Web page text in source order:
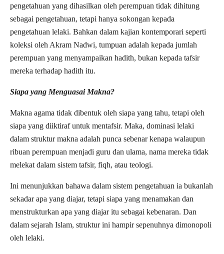
pengetahuan yang dihasilkan oleh perempuan tidak dihitung
sebagai pengetahuan, tetapi hanya sokongan kepada
pengetahuan lelaki. Bahkan dalam kajian kontemporari seperti
koleksi oleh Akram Nadwi, tumpuan adalah kepada jumlah
perempuan yang menyampaikan hadith, bukan kepada tafsir
mereka terhadap hadith itu.
Siapa yang Menguasai Makna?
Makna agama tidak dibentuk oleh siapa yang tahu, tetapi oleh
siapa yang diiktiraf untuk mentafsir. Maka, dominasi lelaki
dalam struktur makna adalah punca sebenar kenapa walaupun
ribuan perempuan menjadi guru dan ulama, nama mereka tidak
melekat dalam sistem tafsir, fiqh, atau teologi.
Ini menunjukkan bahawa dalam sistem pengetahuan ia bukanlah
sekadar apa yang diajar, tetapi siapa yang menamakan dan
menstrukturkan apa yang diajar itu sebagai kebenaran. Dan
dalam sejarah Islam, struktur ini hampir sepenuhnya dimonopoli
oleh lelaki.